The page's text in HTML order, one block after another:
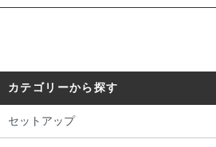
カテゴリーから探す
セットアップ